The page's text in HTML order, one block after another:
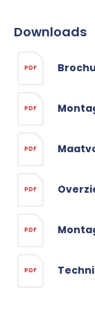
Downloads
PDF
PDF
PDF
PDF
PDF
PDF